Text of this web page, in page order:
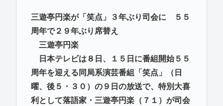
三遊亭円楽が「笑点」３年ぶり司会に ５５
周年で２９年ぶり席替え
三遊亭円楽
日本テレビは８日、１５日に番組開始５５
周年を迎える同局系演芸番組「笑点」（日
曜、後５・３０）の９日の放送で、特別大喜
利として落語家・三遊亭円楽（７１）が司会